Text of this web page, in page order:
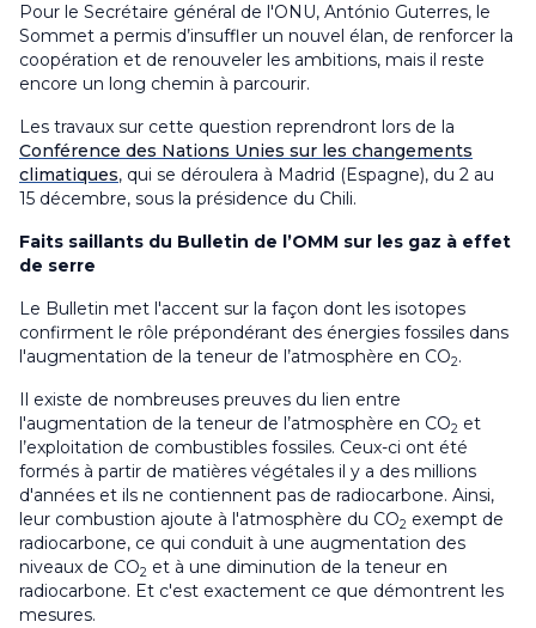
Pour le Secrétaire général de l'ONU, António Guterres, le
Sommet a permis d’insuffler un nouvel élan, de renforcer la
coopération et de renouveler les ambitions, mais il reste
encore un long chemin à parcourir.
Les travaux sur cette question reprendront lors de la
Conférence des Nations Unies sur les changements
climatiques, qui se déroulera à Madrid (Espagne), du 2 au
15 décembre, sous la présidence du Chili.
Faits saillants du Bulletin de l’OMM sur les gaz à effet
de serre
Le Bulletin met l'accent sur la façon dont les isotopes
confirment le rôle prépondérant des énergies fossiles dans
l'augmentation de la teneur de l’atmosphère en CO2.
Il existe de nombreuses preuves du lien entre
l'augmentation de la teneur de l’atmosphère en CO2 et
l’exploitation de combustibles fossiles. Ceux-ci ont été
formés à partir de matières végétales il y a des millions
d'années et ils ne contiennent pas de radiocarbone. Ainsi,
leur combustion ajoute à l'atmosphère du CO2 exempt de
radiocarbone, ce qui conduit à une augmentation des
niveaux de CO2 et à une diminution de la teneur en
radiocarbone. Et c'est exactement ce que démontrent les
mesures.